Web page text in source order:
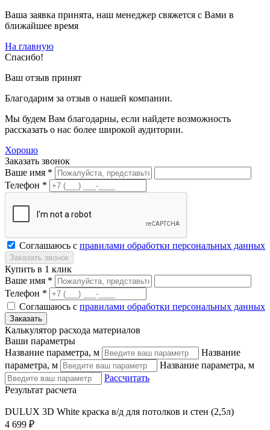
Ваша заявка принята, наш менеджер свяжется с Вами в
ближайшее время
На главную
Спасибо!
Ваш отзыв принят
Благодарим за отзыв о нашей компании.
Мы будем Вам благодарны, если найдете возможность
рассказать о нас более широкой аудитории.
Хорошо
Заказать звонок
Ваше имя *
Телефон *
Соглашаюсь с правилами обработки персональных данных
Купить в 1 клик
Ваше имя *
Телефон *
Соглашаюсь с правилами обработки персональных данных
Калькулятор расхода материалов
Ваши параметры
Название параметра, м
Название
параметра, м
Название параметра, м
Рассчитать
Результат расчета
DULUX 3D White краска в/д для потолков и стен (2,5л)
4 699 ₽